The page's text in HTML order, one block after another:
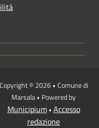
Copyright © 2026 • Comune di
Marsala • Powered by
Municipium• Accesso
redazione